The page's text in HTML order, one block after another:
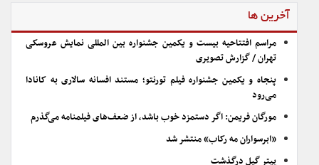
آخرین ها
مراسم افتتاحیه بیست و یکمین جشنواره بین المللی نمایش عروسکی
تهران / گزارش تصویری
پنجاه و یکمین جشنواره فیلم تورنتو؛ مستند افسانه سالاری به کانادا
می‌رود
مورگان فریمن: اگر دستمزد خوب باشد، از ضعف‌های فیلمنامه می‌گذرم
«ابرسواران مه رکاب» منتشر شد
پیتر گیل درگذشت